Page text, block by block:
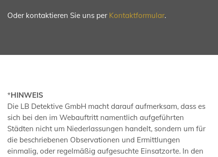
Oder kontaktieren Sie uns per Kontaktformular.
*HINWEIS
Die LB Detektive GmbH macht darauf aufmerksam, dass es
sich bei den im Webauftritt namentlich aufgeführten
Städten nicht um Niederlassungen handelt, sondern um für
die beschriebenen Observationen und Ermittlungen
einmalig, oder regelmäßig aufgesuchte Einsatzorte. In den